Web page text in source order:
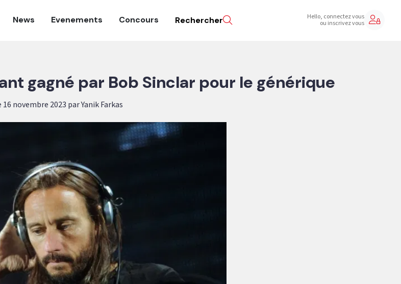
News Evenements Concours Rechercher Hello, connectez vous
ou inscrivez vous
gagné par Bob Sinclar pour le générique
16 novembre 2023 par Yanik Farkas